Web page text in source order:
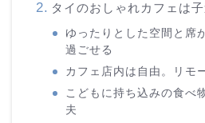
タイのおしゃれカフェは
ゆったりとした空間と席
過ごせる
カフェ店内は自由。リモ
こどもに持ち込みの食べ
夫